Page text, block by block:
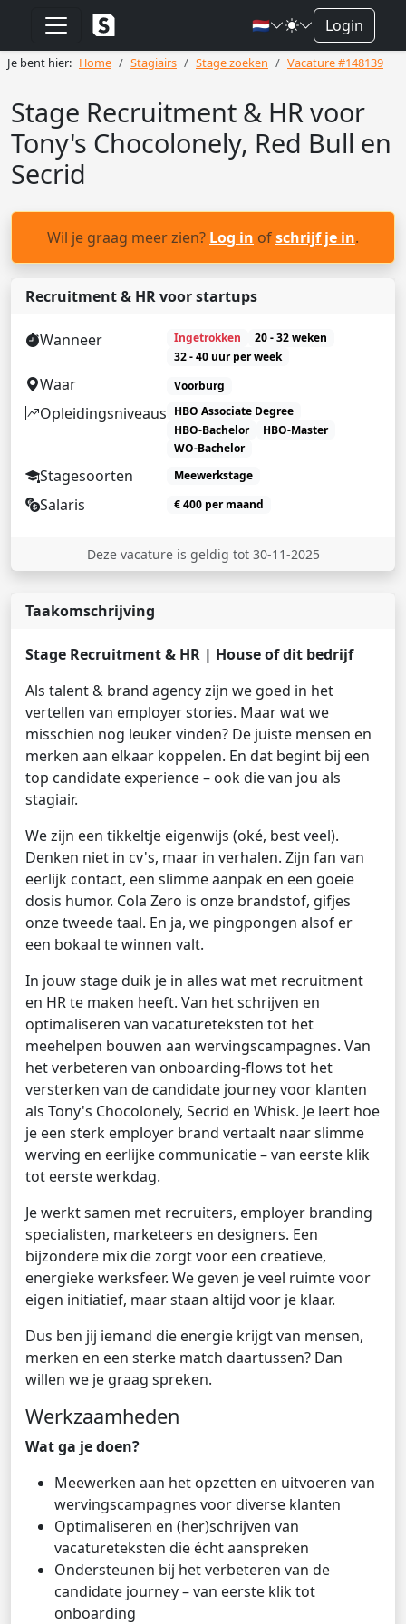
🇳🇱 Login
Je bent hier: Home Stagiairs Stage zoeken Vacature #148139
Stage Recruitment & HR voor
Tony's Chocolonely, Red Bull en
Secrid
Wil je graag meer zien? Log in ofschrijf je in.
Recruitment & HR voor startups
Wanneer Ingetrokken
20 - 32 weken
32 - 40 uur per week
Waar Voorburg
Opleidingsniveaus HBO Associate Degree
HBO-Bachelor
HBO-Master
WO-Bachelor
Stagesoorten Meewerkstage
Salaris € 400 per maand
Deze vacature is geldig tot 30-11-2025
Taakomschrijving
Stage Recruitment & HR | House of dit bedrijf
Als talent & brand agency zijn we goed in het
vertellen van employer stories. Maar wat we
misschien nog leuker vinden? De juiste mensen en
merken aan elkaar koppelen. En dat begint bij een
top candidate experience – ook die van jou als
stagiair.
We zijn een tikkeltje eigenwijs (oké, best veel).
Denken niet in cv's, maar in verhalen. Zijn fan van
eerlijk contact, een slimme aanpak en een goeie
dosis humor. Cola Zero is onze brandstof, gifjes
onze tweede taal. En ja, we pingpongen alsof er
een bokaal te winnen valt.
In jouw stage duik je in alles wat met recruitment
en HR te maken heeft. Van het schrijven en
optimaliseren van vacatureteksten tot het
meehelpen bouwen aan wervingscampagnes. Van
het verbeteren van onboarding-flows tot het
versterken van de candidate journey voor klanten
als Tony's Chocolonely, Secrid en Whisk. Je leert hoe
je een sterk employer brand vertaalt naar slimme
werving en eerlijke communicatie – van eerste klik
tot eerste werkdag.
Je werkt samen met recruiters, employer branding
specialisten, marketeers en designers. Een
bijzondere mix die zorgt voor een creatieve,
energieke werksfeer. We geven je veel ruimte voor
eigen initiatief, maar staan altijd voor je klaar.
Dus ben jij iemand die energie krijgt van mensen,
merken en een sterke match daartussen? Dan
willen we je graag spreken.
Werkzaamheden
Wat ga je doen?
Meewerken aan het opzetten en uitvoeren van
wervingscampagnes voor diverse klanten
Optimaliseren en (her)schrijven van
vacatureteksten die écht aanspreken
Ondersteunen bij het verbeteren van de
candidate journey – van eerste klik tot
onboarding